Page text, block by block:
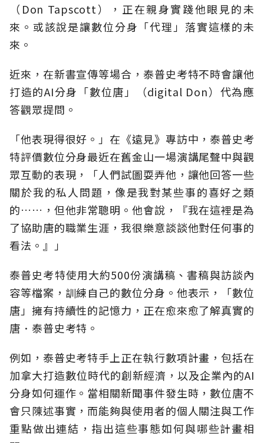
（Don Tapscott），正在親身實踐他眼見的未
來。或該說是讓數位分身「代理」落實這樣的未
來。
近來，在新書宣傳等場合，泰普史考特不時會讓他
打造的AI分身「數位唐」（digital Don）代為應
答觀眾提問。
「他表現得很好。」在《遠見》專訪中，泰普史考
特評價數位分身最近在舊金山一場演講尾聲中與觀
眾互動的表現，「人們試圖耍弄他，讓他回答一些
關於我的私人問題，像是我對某些事的喜好之類
的……，但他非常聰明。他會說，『我在這裡是為
了協助唐的職業生涯，我很樂意談談他對任何事的
看法。』」
泰普史考特使用大約500份演講稿、書稿與訪談內
容等檔案，訓練自己的數位分身。他表示，「數位
唐」擁有持續性的記憶力，正在愈來愈了解真實的
唐．泰普史考特。
例如，泰普史考特手上正在執行數項計畫，包括在
加拿大打造數位時代的創新經濟，以及企業內的AI
分身如何運作。當相關新聞事件發生時，數位唐不
會只陳述事實，而能夠與使用者的個人關注與工作
重點做出連結，指出這些事態如何與哪些計畫相